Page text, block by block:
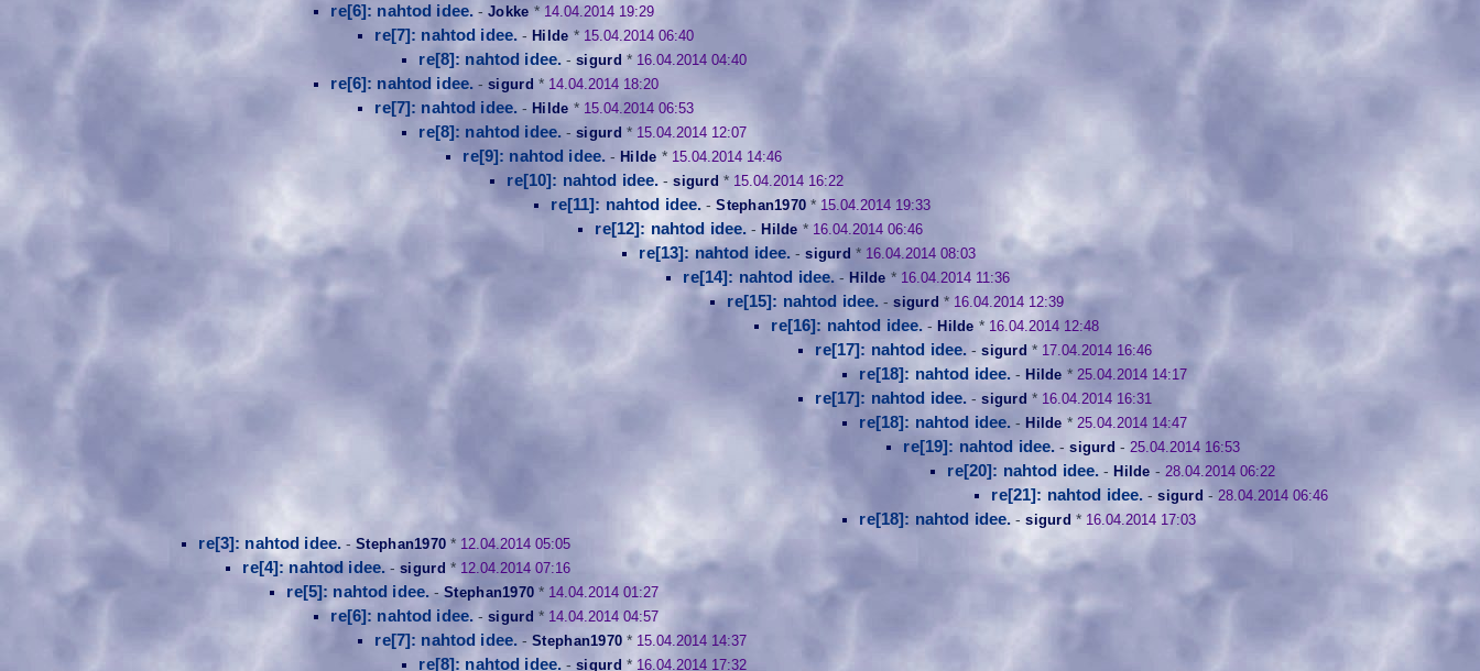
re[6]: nahtod idee. -Jokke * 14.04.2014 19:29
re[7]: nahtod idee. - Hilde * 15.04.2014 06:40
re[8]: nahtod idee. -sigurd * 16.04.2014 04:40
re[6]: nahtod idee. -sigurd * 14.04.2014 18:20
re[7]: nahtod idee. - Hilde * 15.04.2014 06:53
re[8]: nahtod idee. -sigurd * 15.04.2014 12:07
re[9]: nahtod idee. - Hilde * 15.04.2014 14:46
re[10]: nahtod idee. -sigurd * 15.04.2014 16:22
re[11]: nahtod idee. -Stephan1970 *15.04.2014 19:33
re[12]: nahtod idee. - Hilde * 16.04.2014 06:46
re[13]: nahtod idee. -sigurd * 16.04.2014 08:03
re[14]: nahtod idee. - Hilde * 16.04.2014 11:36
re[15]: nahtod idee. -sigurd * 16.04.2014 12:39
re[16]: nahtod idee. - Hilde * 16.04.2014 12:48
re[17]: nahtod idee. -sigurd * 17.04.2014 16:46
re[18]: nahtod idee. - Hilde * 25.04.2014 14:17
re[17]: nahtod idee. -sigurd * 16.04.2014 16:31
re[18]: nahtod idee. - Hilde * 25.04.2014 14:47
re[19]: nahtod idee. -sigurd - 25.04.2014 16:53
re[20]: nahtod idee. - Hilde - 28.04.2014 06:22
re[21]: nahtod idee. -sigurd - 28.04.2014 06:46
re[18]: nahtod idee. -sigurd * 16.04.2014 17:03
re[3]: nahtod idee. -Stephan1970 * 12.04.2014 05:05
re[4]: nahtod idee. -sigurd * 12.04.2014 07:16
re[5]: nahtod idee. -Stephan1970 * 14.04.2014 01:27
re[6]: nahtod idee. -sigurd * 14.04.2014 04:57
re[7]: nahtod idee. -Stephan1970 * 15.04.2014 14:37
re[8]: nahtod idee. -sigurd * 16.04.2014 17:32